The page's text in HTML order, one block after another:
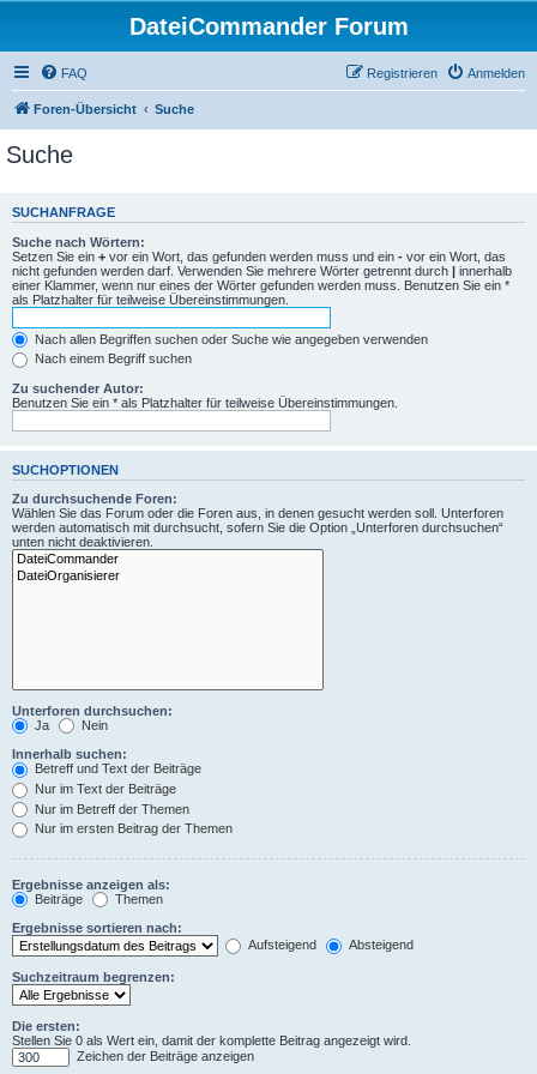
DateiCommander Forum
FAQ Anmelden
Registrieren
Foren-Übersicht Suche
Suche
SUCHANFRAGE
Suche nach Wörtern:
Setzen Sie ein + vor ein Wort, das gefunden werden muss und ein - vor ein Wort, das
nicht gefunden werden darf. Verwenden Sie mehrere Wörter getrennt durch | innerhalb
einer Klammer, wenn nur eines der Wörter gefunden werden muss. Benutzen Sie ein *
als Platzhalter für teilweise Übereinstimmungen.
Nach allen Begriffen suchen oder Suche wie angegeben verwenden
Nach einem Begriff suchen
Zu suchender Autor:
Benutzen Sie ein * als Platzhalter für teilweise Übereinstimmungen.
SUCHOPTIONEN
Zu durchsuchende Foren:
Wählen Sie das Forum oder die Foren aus, in denen gesucht werden soll. Unterforen
werden automatisch mit durchsucht, sofern Sie die Option „Unterforen durchsuchen“
unten nicht deaktivieren.
Unterforen durchsuchen:
Ja
Nein
Innerhalb suchen:
Betreff und Text der Beiträge
Nur im Text der Beiträge
Nur im Betreff der Themen
Nur im ersten Beitrag der Themen
Ergebnisse anzeigen als:
Beiträge
Themen
Ergebnisse sortieren nach:
Aufsteigend
Absteigend
Suchzeitraum begrenzen:
Die ersten:
Stellen Sie 0 als Wert ein, damit der komplette Beitrag angezeigt wird.
Zeichen der Beiträge anzeigen